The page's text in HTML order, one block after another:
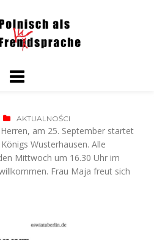
AKTUALNOŚCI
am 25. September startet
Wusterhausen. Alle
Mittwoch um 16.30 Uhr im
Frau Maja freut sich